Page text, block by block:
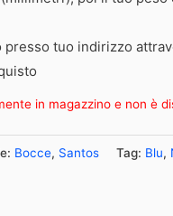
tuo indirizzo
in magazzino e non è
Bocce, Santos Tag: Blu,